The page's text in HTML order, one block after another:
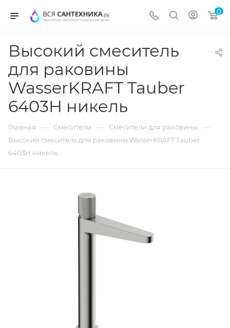
0
Высокий смеситель
для раковины
WasserKRAFT Tauber
6403H никель
Главная — Смесители — Смесители для раковины —
Высокий смеситель для раковины WasserKRAFT Tauber
6403H никель